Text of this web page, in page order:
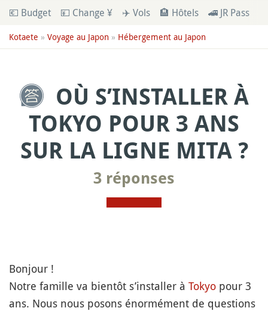
💶 Budget 💴 Change ¥ ✈️ Vols 🏨 Hôtels 🚄 JR Pass
Kotaete » Voyage au Japon » Hébergement au Japon
OÙ S’INSTALLER À
TOKYO POUR 3 ANS
SUR LA LIGNE MITA ?
3 réponses
Bonjour !
Notre famille va bientôt s’installer à Tokyo pour 3
ans. Nous nous posons énormément de questions